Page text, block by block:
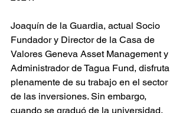
Joaquín de la Guardia, actual Socio
Fundador y Director de la Casa de
Valores Geneva Asset Management y
Administrador de Tagua Fund, disfruta
plenamente de su trabajo en el sector
de las inversiones. Sin embargo,
cuando se graduó de la universidad,